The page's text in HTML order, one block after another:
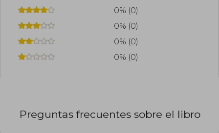
0% (0)
0% (0)
0% (0)
0% (0)
Preguntas frecuentes sobre el libro